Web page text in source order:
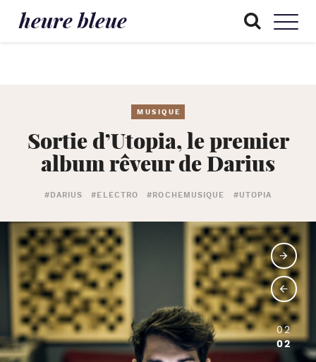
heure bleue
MUSIQUE
Sortie d’Utopia, le premier
album rêveur de Darius
#DARIUS #ELECTRO #ROCHEMUSIQUE #UTOPIA
02
02